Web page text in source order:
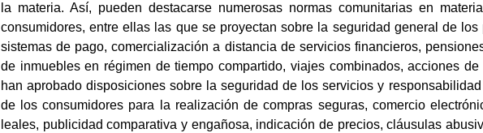
la materia. Así, pueden destacarse numerosas normas comunitarias en
consumidores, entre ellas las que se proyectan sobre la seguridad general de
sistemas de pago, comercialización a distancia de servicios financieros,
de inmuebles en régimen de tiempo compartido, viajes combinados, acciones
han aprobado disposiciones sobre la seguridad de los servicios y
de los consumidores para la realización de compras seguras, comercio
leales, publicidad comparativa y engañosa, indicación de precios, cláusulas